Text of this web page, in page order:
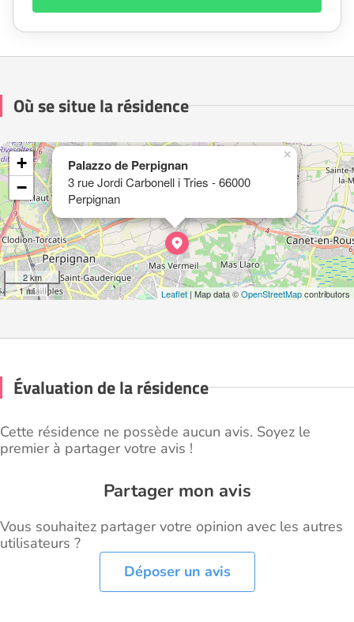
Où se situe la résidence
Palazzo de Perpignan
3 rue Jordi Carbonell i Tries - 66000
Perpignan
×
+
−
2 km
1 mi
Leaflet | Map data ©OpenStreetMapcontributors
Évaluation de la résidence
Cette résidence ne possède aucun avis. Soyez le
premier à partager votre avis !
Partager mon avis
Vous souhaitez partager votre opinion avec les autres
utilisateurs ?
Déposer un avis